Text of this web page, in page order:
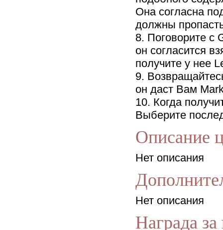
Она согласна
должны
8. Поговорите с
он согласится
получите у нее
9.
он даст Вам
10. Когда
Выберите
Описание
Нет описания
Нет описания
Награда за